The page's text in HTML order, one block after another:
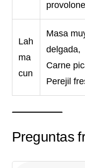
provolone
Lah
ma
cun
Masa
delgada,
Carne
Perejil
Preguntas